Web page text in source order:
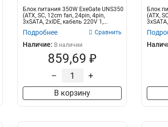
Блок питания 350W ExeGate UNS350
(ATX, SC, 12cm fan, 24pin, 4pin,
3xSATA, 2xIDE, кабель 220V 1,...
Подробнее Сравнить
Наличие: В наличии
859,69 ₽
– +
В корзину
Блок
(ATX,